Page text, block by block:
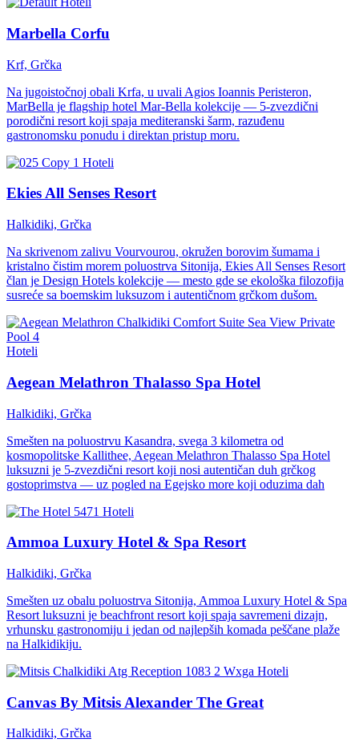
Marbella Corfu
Krf, Grčka
Na jugoistočnoj obali Krfa, u uvali Agios Ioannis Peristeron,
MarBella je flagship hotel Mar-Bella kolekcije — 5-zvezdični
porodični resort koji spaja mediteranski šarm, razuđenu
gastronomsku ponudu i direktan pristup moru.
Hoteli
Ekies All Senses Resort
Halkidiki, Grčka
Na skrivenom zalivu Vourvourou, okružen borovim šumama i
kristalno čistim morem poluostrva Sitonija, Ekies All Senses Resort
član je Design Hotels kolekcije — mesto gde se ekološka filozofija
susreće sa boemskim luksuzom i autentičnom grčkom dušom.
Hoteli
Aegean Melathron Thalasso Spa Hotel
Halkidiki, Grčka
Smešten na poluostrvu Kasandra, svega 3 kilometra od
kosmopolitske Kallithee, Aegean Melathron Thalasso Spa Hotel
luksuzni je 5-zvezdični resort koji nosi autentičan duh grčkog
gostoprimstva — uz pogled na Egejsko more koji oduzima dah
Hoteli
Ammoa Luxury Hotel & Spa Resort
Halkidiki, Grčka
Smešten uz obalu poluostrva Sitonija, Ammoa Luxury Hotel & Spa
Resort luksuzni je beachfront resort koji spaja savremeni dizajn,
vrhunsku gastronomiju i jedan od najlepših komada peščane plaže
na Halkidikiju.
Hoteli
Canvas By Mitsis Alexander The Great
Halkidiki, Grčka